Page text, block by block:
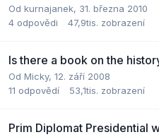
Od kurnajanek, 31. března 2010
4 odpovědi 47,9tis. zobrazení
Is there a book on the
Od Micky, 12. září 2008
11 odpovědí 53,1tis. zobrazení
Prim Diplomat Presidential